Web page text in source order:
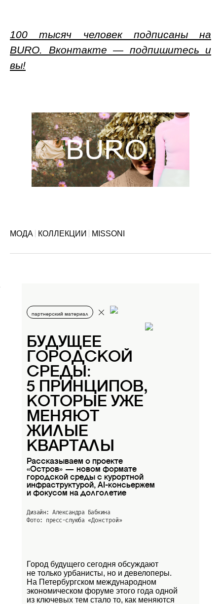
100 тысяч человек подписаны на
BURO. Вконтакте — подпишитесь и
вы!
МОДА КОЛЛЕКЦИИ MISSONI
партнерский материал
БУДУЩЕЕ
ГОРОДСКОЙ
СРЕДЫ:
5 ПРИНЦИПОВ,
КОТОРЫЕ УЖЕ
МЕНЯЮТ
ЖИЛЫЕ
КВАРТАЛЫ
Рассказываем о проекте
«Остров» — новом формате
городской среды с курортной
инфраструктурой, AI-консьержем
и фокусом на долголетие
Дизайн: Александра Бабкина
Фото: пресс-слуюба «Донстрой»
Город будущего сегодня обсуждают
не только урбанисты, но и девелоперы.
На Петербургском международном
экономическом форуме этого года одной
из ключевых тем стало то, как меняются